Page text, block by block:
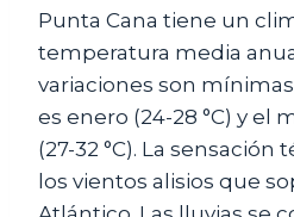
Punta Cana tiene un
temperatura media
variaciones son
es enero (24-28 °C) y el
(27-32 °C). La sensación
los vientos alisios que